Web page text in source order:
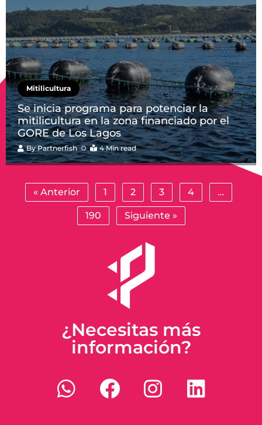
Mitilicultura
Se inicia programa para potenciar la
mitilicultura en la zona financiado por el
GORE de Los Lagos
ByPartnerfish 4 Min read
« Anterior 1 2 3 4 …
190 Siguiente »
¿Necesitas más
información?